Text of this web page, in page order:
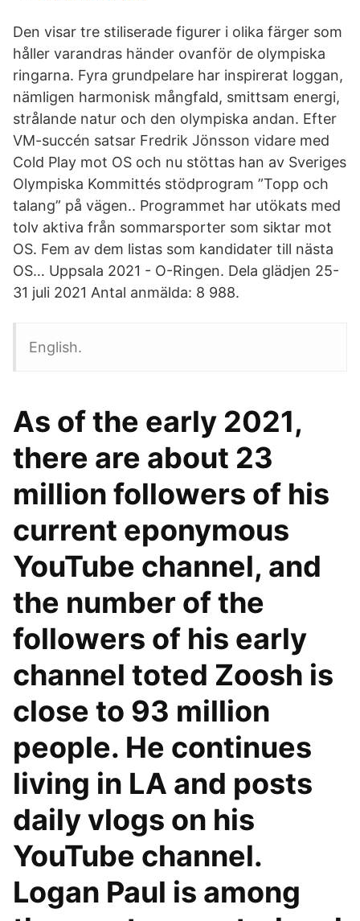
Den visar tre stiliserade figurer i olika färger som
håller varandras händer ovanför de olympiska
ringarna. Fyra grundpelare har inspirerat loggan,
nämligen harmonisk mångfald, smittsam energi,
strålande natur och den olympiska andan. Efter
VM-succén satsar Fredrik Jönsson vidare med
Cold Play mot OS och nu stöttas han av Sveriges
Olympiska Kommittés stödprogram ”Topp och
talang” på vägen.. Programmet har utökats med
tolv aktiva från sommarsporter som siktar mot
OS. Fem av dem listas som kandidater till nästa
OS… Uppsala 2021 - O-Ringen. Dela glädjen 25-
31 juli 2021 Antal anmälda: 8 988.
English.
As of the early 2021,
there are about 23
million followers of his
current eponymous
YouTube channel, and
the number of the
followers of his early
channel toted Zoosh is
close to 93 million
people. He continues
living in LA and posts
daily vlogs on his
YouTube channel.
Logan Paul is among